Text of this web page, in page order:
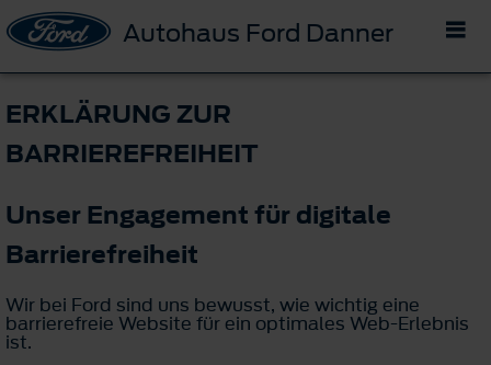
Autohaus Ford Danner
ERKLÄRUNG ZUR
BARRIEREFREIHEIT
Unser Engagement für digitale
Barrierefreiheit
Wir bei Ford sind uns bewusst, wie wichtig eine
barrierefreie Website für ein optimales Web-Erlebnis
ist.